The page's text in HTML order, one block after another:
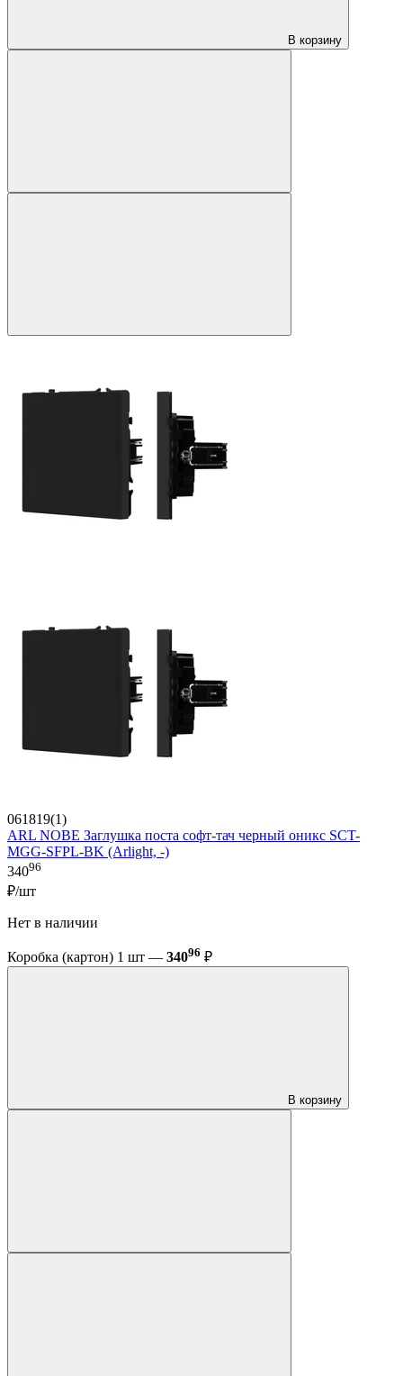
В корзину
061819(1)
ARL NOBE Заглушка поста софт-тач черный оникс SCT-
MGG-SFPL-BK (Arlight, -)
34096
₽/шт
Нет в наличии
Коробка (картон) 1 шт — 34096 ₽
В корзину